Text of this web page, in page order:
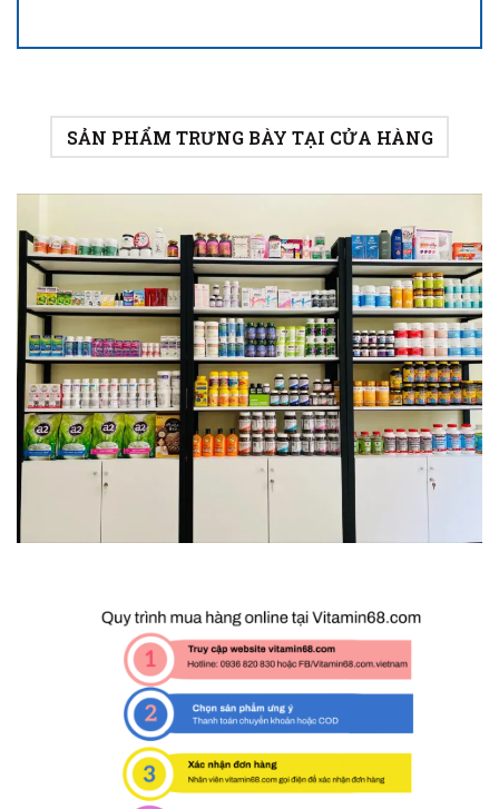
SẢN PHẨM TRƯNG BÀY TẠI CỬA HÀNG